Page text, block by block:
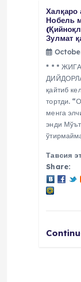
Халқаро
Нобель
Зулмат
* * *
қайтиб
тортди.
менга
энди
Тавсия
Share: